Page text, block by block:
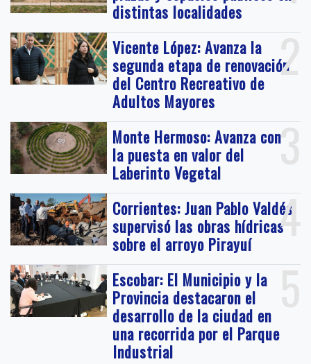
distintas localidades
2
Vicente López: Avanza la
segunda etapa de renovación
del Centro Recreativo de
Adultos Mayores
3
Monte Hermoso: Avanza con
la puesta en valor del
Laberinto Vegetal
4
Corrientes: Juan Pablo Valdés
supervisó las obras hídricas
sobre el arroyo Pirayuí
5
Escobar: El Municipio y la
Provincia destacaron el
desarrollo de la ciudad en
una recorrida por el Parque
Industrial